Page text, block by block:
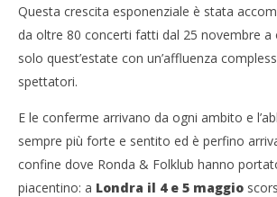
Questa crescita esponenziale è stata
da oltre 80 concerti fatti dal 25 novembre a
solo quest’estate con un’affluenza
spettatori.
E le conferme arrivano da ogni ambito e
sempre più forte e sentito ed è perfino
confine dove Ronda & Folklub hanno
piacentino: a Londra il 4 e 5 maggio